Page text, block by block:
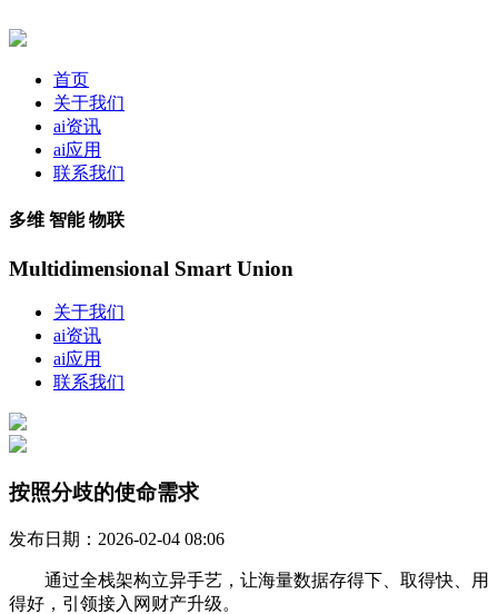
首页
关于我们
ai资讯
ai应用
联系我们
多维 智能 物联
Multidimensional Smart Union
关于我们
ai资讯
ai应用
联系我们
按照分歧的使命需求
发布日期：2026-02-04 08:06
通过全栈架构立异手艺，让海量数据存得下、取得快、用
得好，引领接入网财产升级。